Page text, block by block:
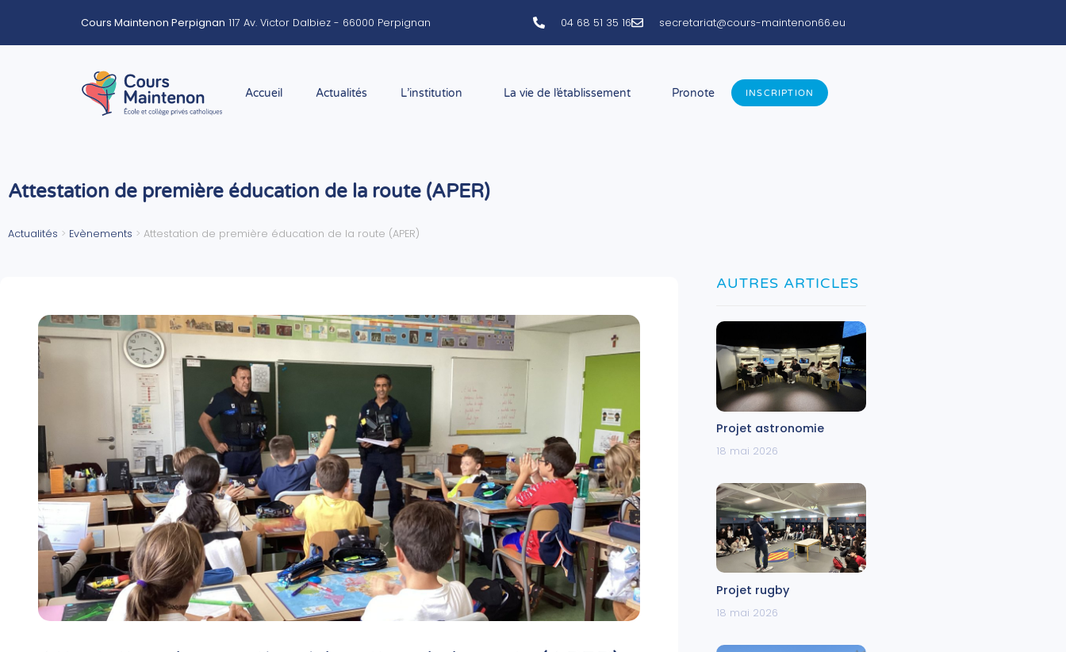
Cours Maintenon Perpignan 117 Av. Victor Dalbiez - 66000 Perpignan 04 68 51 35 16 secretariat@cours-maintenon66.eu
Accueil Actualités L’institution La vie de l’établissement Pronote INSCRIPTION
Attestation de première éducation de la route (APER)
Actualités > Evènements > Attestation de première éducation de la route (APER)
AUTRES ARTICLES
Projet astronomie
18 mai 2026
Projet rugby
18 mai 2026